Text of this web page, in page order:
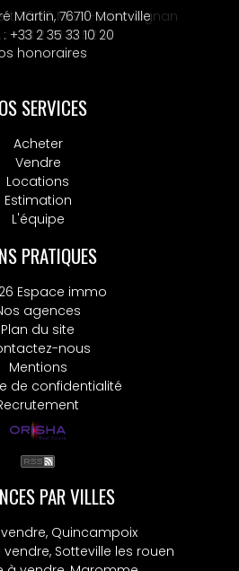
76130 Mont-Saint-Aignan
: +33 2 32 10 52 14
honoraires
SERVICES
Acheter
Vendre
Locations
Estimation
L'équipe
PRATIQUES
Espace immo
agences
Plan du site
nous
Mentions
de confidentialité
PAR VILLES
Quincampoix
Sotteville les rouen